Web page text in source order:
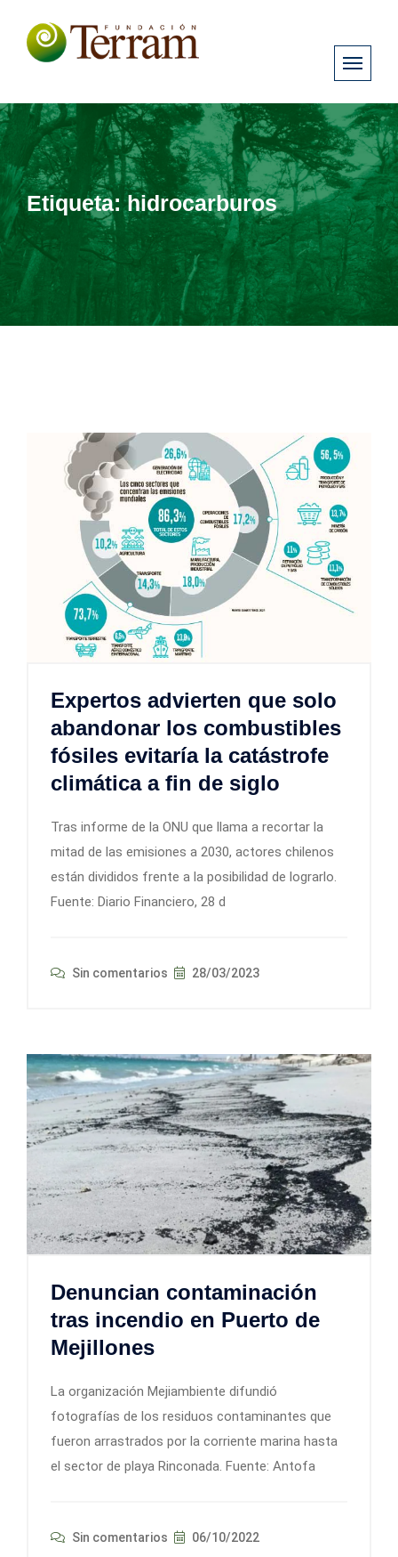
Etiqueta:hidrocarburos
Expertos advierten que solo
abandonar los combustibles
fósiles evitaría la catástrofe
climática a fin de siglo
Tras informe de la ONU que llama a recortar la
mitad de las emisiones a 2030, actores chilenos
están divididos frente a la posibilidad de lograrlo.
Fuente: Diario Financiero, 28 d
Sin comentarios 28/03/2023
Denuncian contaminación
tras incendio en Puerto de
Mejillones
La organización Mejiambiente difundió
fotografías de los residuos contaminantes que
fueron arrastrados por la corriente marina hasta
el sector de playa Rinconada. Fuente: Antofa
Sin comentarios 06/10/2022